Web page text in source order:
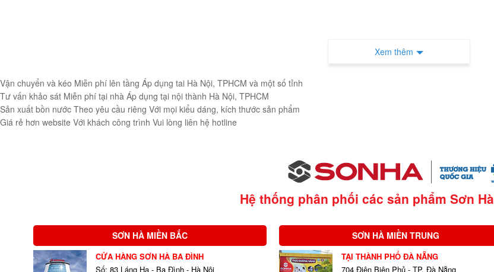
Xem thêm
Vận chuyển và kéo Miễn phí lên tầng Áp dụng tai Hà Nội, TPHCM và một số tỉnh
Tư vấn khảo sát Miễn phí tại nhà Áp dụng tại nội thành Hà Nội, TPHCM
Sản xuất bồn nước Theo yêu cầu riêng Với mọi kiểu dáng, kích thước sản phẩm
Giá rẻ hơn website Với khách công trình Vui lòng liên hệ hotline
Hệ thống phân phối các sản phẩm Sơn Hà
SƠN HÀ MIỀN BẮC
CỬA HÀNG SƠN HÀ BA ĐÌNH
Số: 83 Láng Hạ - Ba Đình - Hà Nội
SƠN HÀ MIỀN TRUNG
TẠI THÀNH PHỐ ĐÀ NẴNG
704 Điện Biên Phủ - TP. Đà Nẵng